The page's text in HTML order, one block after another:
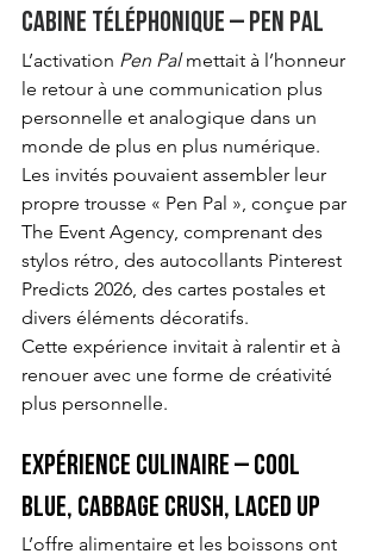
Cabine téléphonique – Pen Pal
L’activation Pen Pal mettait à l’honneur
le retour à une communication plus
personnelle et analogique dans un
monde de plus en plus numérique.
Les invités pouvaient assembler leur
propre trousse « Pen Pal », conçue par
The Event Agency, comprenant des
stylos rétro, des autocollants Pinterest
Predicts 2026, des cartes postales et
divers éléments décoratifs.
Cette expérience invitait à ralentir et à
renouer avec une forme de créativité
plus personnelle.
Expérience culinaire – Cool
Blue, Cabbage Crush, Laced Up
L’offre alimentaire et les boissons ont